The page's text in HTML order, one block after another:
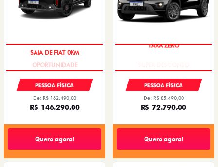
SAIA DE FIAT 0KM
PESSOA FÍSICA
De: R$ 162.490,00
R$ 146.290,00
Quero agora!
TAXA ZERO
PESSOA FÍSICA
De: R$ 85.490,00
R$ 72.790,00
Quero agora!